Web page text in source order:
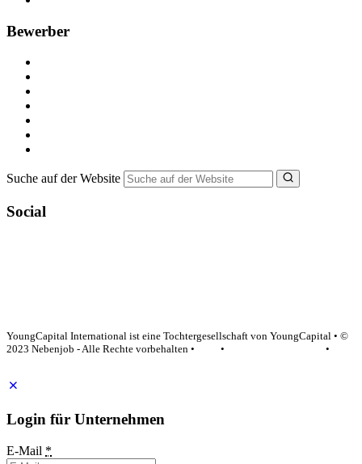
Bewerber
Suche auf der Website
Social
YoungCapital International ist eine Tochtergesellschaft von YoungCapital • ©
2023 Nebenjob - Alle Rechte vorbehalten •
•
•
Login für Unternehmen
E-Mail *